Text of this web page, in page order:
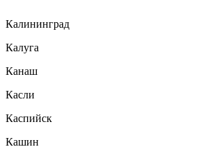
Калининград
Калуга
Канаш
Касли
Каспийск
Кашин